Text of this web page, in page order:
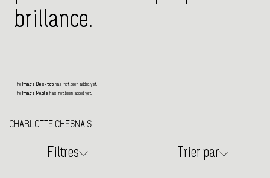
brillance.
The Image Desktop has not been added yet.
The Image Mobile has not been added yet.
CHARLOTTE CHESNAIS
Filtres Trier par